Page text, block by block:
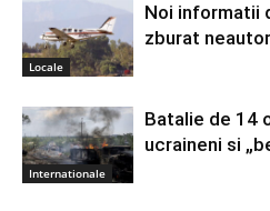
Locale
Noi informatii
zburat
Internationale
Batalie de 14
ucraineni si